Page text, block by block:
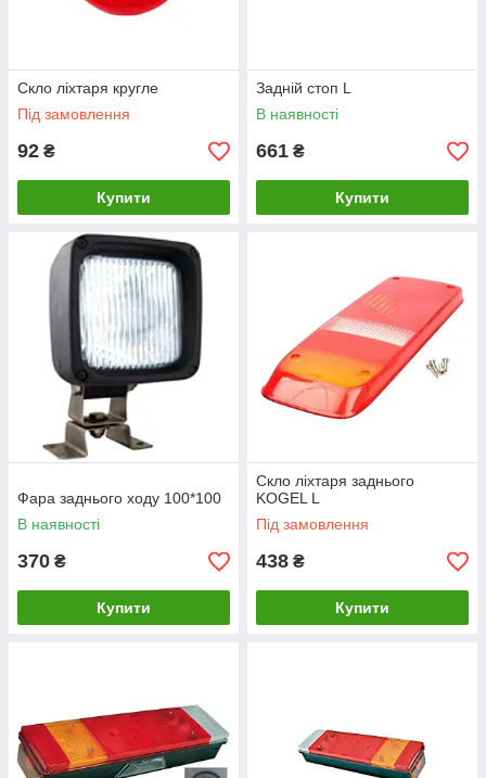
Скло ліхтаря кругле
Під замовлення
92 ₴
Купити
Задній стоп L
В наявності
661 ₴
Купити
Фара заднього ходу 100*100
В наявності
370 ₴
Купити
Скло ліхтаря заднього
KOGEL L
Під замовлення
438 ₴
Купити